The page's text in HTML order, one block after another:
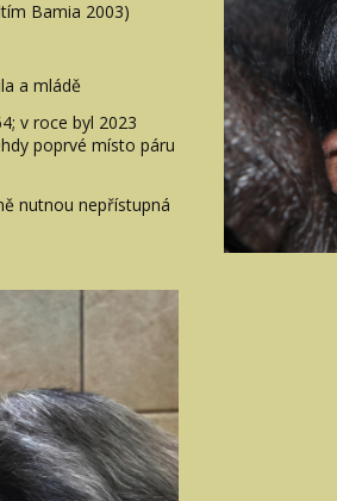
Bamia 2003)
a mládě
v roce byl 2023
poprvé místo páru
nutnou nepřístupná